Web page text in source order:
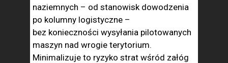
naziemnych – od stanowisk dowodzenia
po kolumny logistyczne –
bez konieczności wysyłania pilotowanych
maszyn nad wrogie terytorium.
Minimalizuje to ryzyko strat wśród załóg